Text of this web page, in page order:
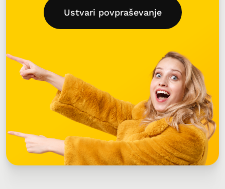
Ustvari povpraševanje